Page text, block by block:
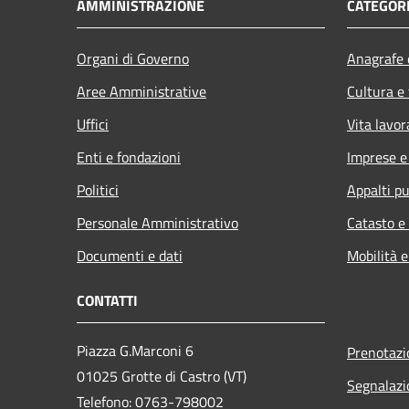
AMMINISTRAZIONE
Organi di Governo
Aree Amministrative
Uffici
Enti e fondazioni
Politici
Personale Amministrativo
Documenti e dati
Cultura
Vita
Imprese
Appalti
Catasto
Mobilità
CONTATTI
Piazza G.Marconi 6
01025 Grotte di Castro (VT)
Telefono: 0763-798002